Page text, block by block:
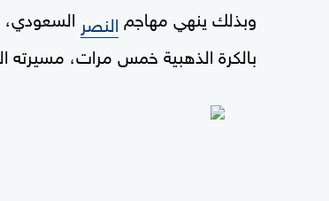
وبذلك ينهي مهاجم النصر السعودي،
بالكرة الذهبية خمس مرات، مسيرته